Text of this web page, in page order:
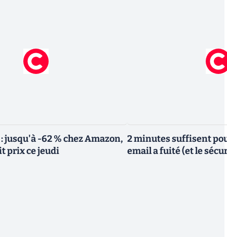
jusqu'à -62 % chez Amazon,
prix ce jeudi
2 minutes suffisent
email a fuité (et le